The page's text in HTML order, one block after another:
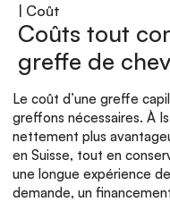
| Coût
Coûts tout
greffe de
Le coût d’une greffe
greffons nécessaires. À
nettement plus
en Suisse, tout en
une longue expérience
demande, un